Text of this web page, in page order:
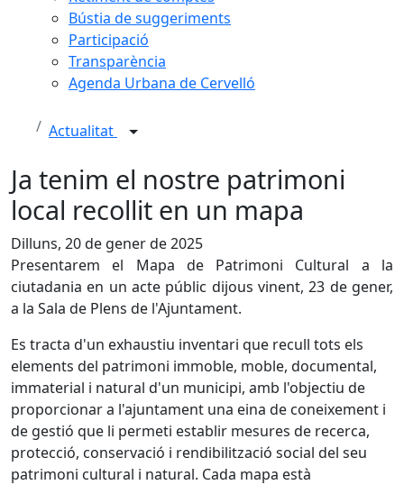
Bústia de suggeriments
Participació
Transparència
Agenda Urbana de Cervelló
Actualitat
Ja tenim el nostre patrimoni
local recollit en un mapa
Dilluns, 20 de gener de 2025
Presentarem el Mapa de Patrimoni Cultural a la
ciutadania en un acte públic dijous vinent, 23 de gener,
a la Sala de Plens de l'Ajuntament.
Es tracta d'un exhaustiu inventari que recull tots els
elements del patrimoni immoble, moble, documental,
immaterial i natural d'un municipi, amb l'objectiu de
proporcionar a l'ajuntament una eina de coneixement i
de gestió que li permeti establir mesures de recerca,
protecció, conservació i rendibilització social del seu
patrimoni cultural i natural. Cada mapa està